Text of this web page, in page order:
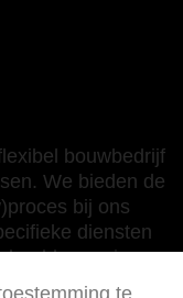
bouwbedrijf
We bieden de
bij ons
diensten
meer in
te